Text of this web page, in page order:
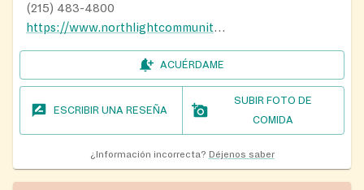
(215) 483-4800
https://www.northlightcommunitycenter.org/
ACUÉRDAME
ESCRIBIR UNA RESEÑA
SUBIR FOTO DE
COMIDA
¿Información incorrecta? Déjenos saber